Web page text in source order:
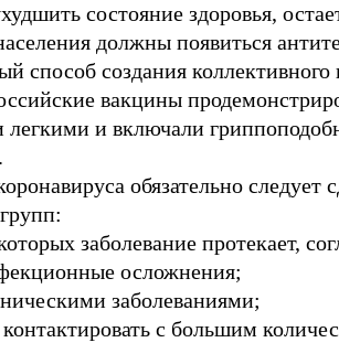
состояние здоровья,
должны появиться
способ создания
вакцины
и включали
обязательно следует
заболевание протекает,
осложнения;
заболеваниями;
с большим